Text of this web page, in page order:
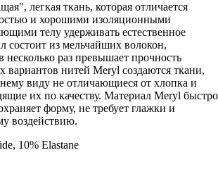
легкая ткань, которая отличается
и хорошими изоляционными
телу удерживать естественное
состоит из мельчайших волокон,
несколько раз превышает прочность
вариантов нитей Meryl создаются ткани,
виду не отличающиеся от хлопка и
их по качеству. Материал Meryl быстро
форму, не требует глажки и
воздействию.
10% Elastane